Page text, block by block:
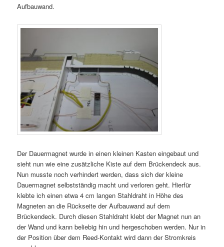
Aufbauwand.
Der Dauermagnet wurde in einen kleinen Kasten eingebaut und
sieht nun wie eine zusätzliche Kiste auf dem Brückendeck aus.
Nun musste noch verhindert werden, dass sich der kleine
Dauermagnet selbstständig macht und verloren geht. Hierfür
klebte ich einen etwa 4 cm langen Stahldraht in Höhe des
Magneten an die Rückseite der Aufbauwand auf dem
Brückendeck. Durch diesen Stahldraht klebt der Magnet nun an
der Wand und kann beliebig hin und hergeschoben werden. Nur in
der Position über dem Reed-Kontakt wird dann der Stromkreis